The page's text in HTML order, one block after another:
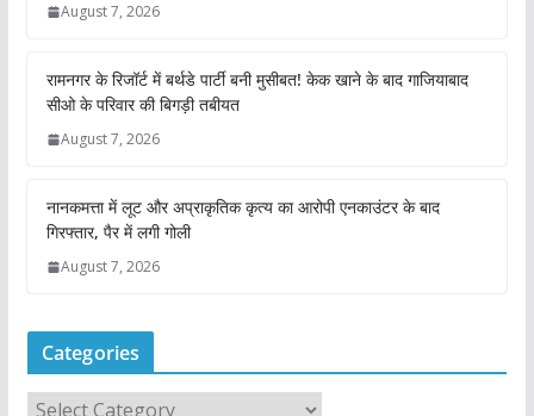
August 7, 2026
रामनगर के रिजॉर्ट में बर्थडे पार्टी बनी मुसीबत! केक खाने के बाद गाजियाबाद
सीओ के परिवार की बिगड़ी तबीयत
August 7, 2026
नानकमत्ता में लूट और अप्राकृतिक कृत्य का आरोपी एनकाउंटर के बाद
गिरफ्तार, पैर में लगी गोली
August 7, 2026
Categories